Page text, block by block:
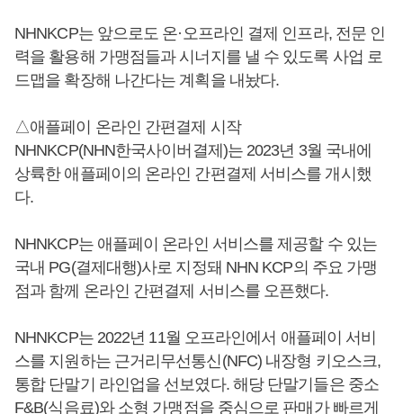
NHNKCP는 앞으로도 온·오프라인 결제 인프라, 전문 인
력을 활용해 가맹점들과 시너지를 낼 수 있도록 사업 로
드맵을 확장해 나간다는 계획을 내놨다.
△애플페이 온라인 간편결제 시작
NHNKCP(NHN한국사이버결제)는 2023년 3월 국내에
상륙한 애플페이의 온라인 간편결제 서비스를 개시했
다.
NHNKCP는 애플페이 온라인 서비스를 제공할 수 있는
국내 PG(결제대행)사로 지정돼 NHN KCP의 주요 가맹
점과 함께 온라인 간편결제 서비스를 오픈했다.
NHNKCP는 2022년 11월 오프라인에서 애플페이 서비
스를 지원하는 근거리무선통신(NFC) 내장형 키오스크,
통합 단말기 라인업을 선보였다. 해당 단말기들은 중소
F&B(식음료)와 소형 가맹점을 중심으로 판매가 빠르게